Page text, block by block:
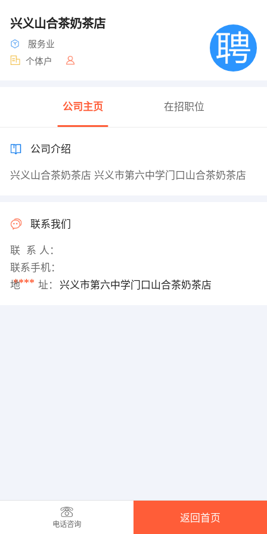
兴义山合茶奶茶店
服务业
个体户
公司主页 在招职位
公司介绍
兴义山合茶奶茶店 兴义市第六中学门口山合茶奶茶店
联系我们
联 系 人：
联系手机：
****
地 址： 兴义市第六中学门口山合茶奶茶店
电话咨询
返回首页